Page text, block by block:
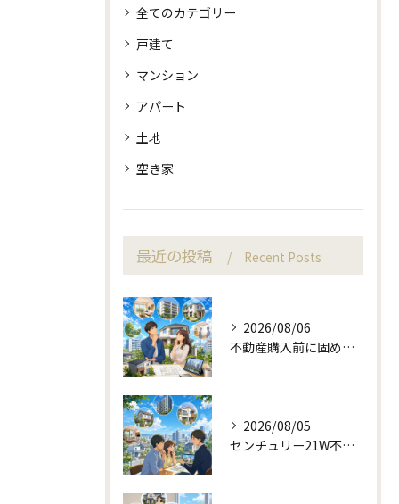
全てのカテゴリー
戸建て
マンション
アパート
土地
空き家
最近の投稿 Recent Posts
2026/08/06
不動産購入前に固める資金計画と住み替え判断
2026/08/05
センチュリー21W不動産販売と町目線の不動産相談